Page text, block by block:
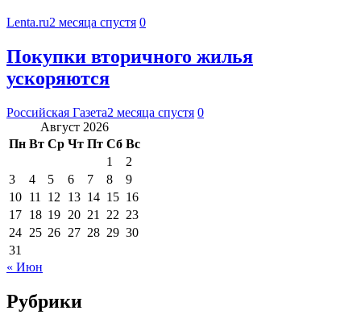
Lenta.ru2 месяца спустя 0
Покупки вторичного жилья
ускоряются
Российская Газета2 месяца спустя 0
Август 2026
Пн Вт Ср Чт Пт Сб Вс
1
2
3
4 5 6 7 8
9
10 11 12 13 14 15 16
17 18 19 20 21 22 23
24 25 26 27 28 29 30
31
« Июн
Рубрики